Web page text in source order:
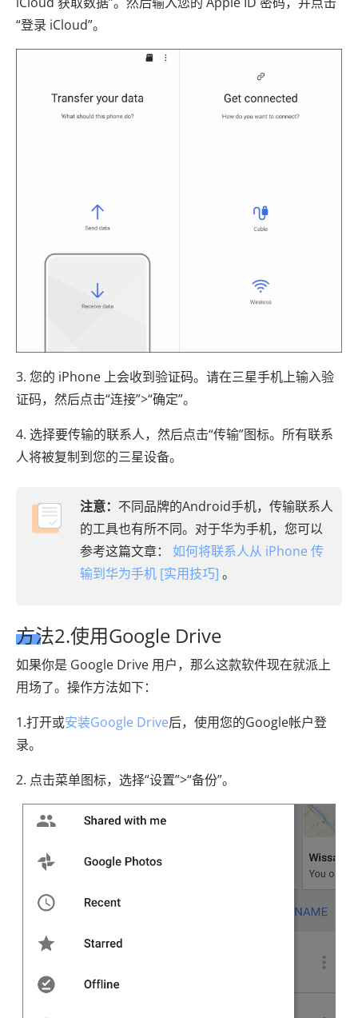
“登录 iCloud”。
3. 您的 iPhone 上会收到验证码。请在三星手机上输入验
证码，然后点击“连接”>“确定”。
4. 选择要传输的联系人，然后点击“传输”图标。所有联系
人将被复制到您的三星设备。
注意： 不同品牌的Android手机，传输联系人
的工具也有所不同。对于华为手机，您可以
参考这篇文章： 如何将联系人从 iPhone 传
输到华为手机 [实用技巧] 。
方法2.使用Google Drive
如果你是 Google Drive 用户，那么这款软件现在就派上
用场了。操作方法如下：
1.打开或安装Google Drive后，使用您的Google帐户登
录。
2. 点击菜单图标，选择“设置”>“备份”。